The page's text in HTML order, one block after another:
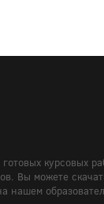
курсовых
Вы можете